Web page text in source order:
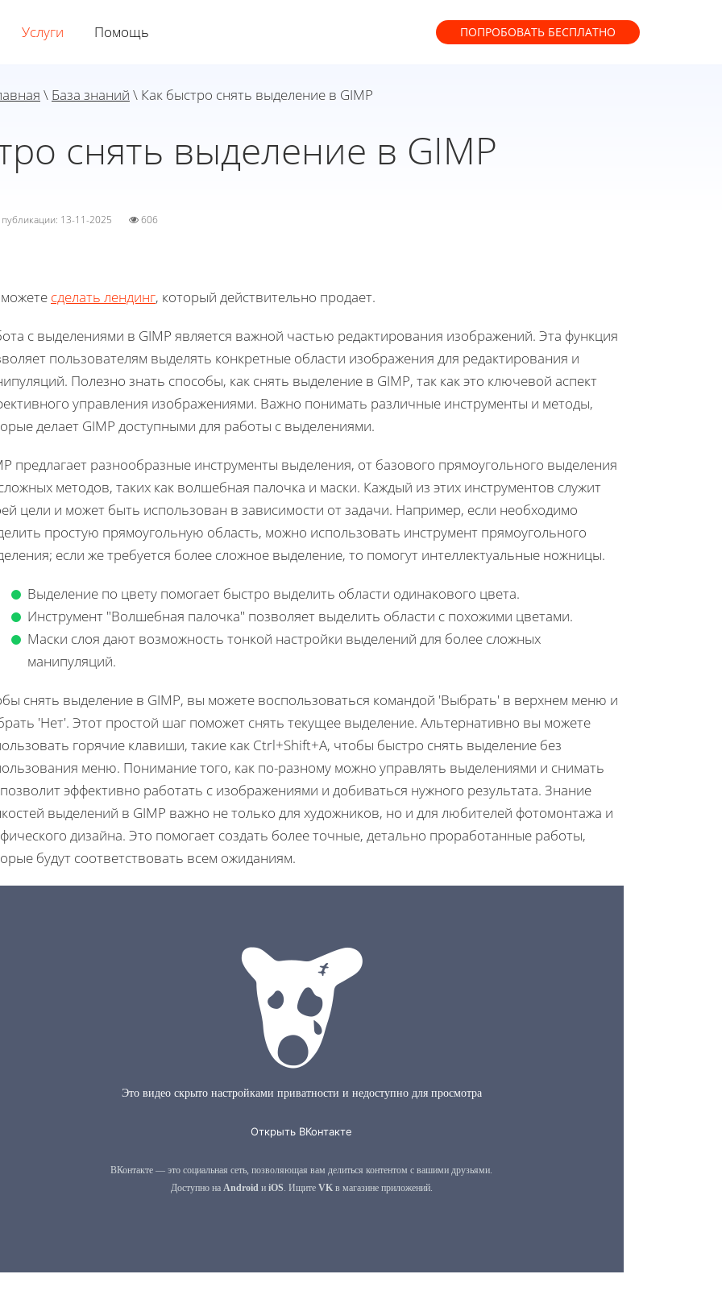
Услуги Помощь ПОПРОБОВАТЬ БЕСПЛАТНО
\ База знаний \ Как быстро снять выделение в GIMP
снять выделение в GIMP
публикации: 13-11-2025 606
сделать лендинг, который действительно продает.
с выделениями в GIMP является важной частью редактирования изображений. Эта функция
пользователям выделять конкретные области изображения для редактирования и
Полезно знать способы, как снять выделение в GIMP, так как это ключевой аспект
управления изображениями. Важно понимать различные инструменты и методы,
делает GIMP доступными для работы с выделениями.
предлагает разнообразные инструменты выделения, от базового прямоугольного выделения
методов, таких как волшебная палочка и маски. Каждый из этих инструментов служит
цели и может быть использован в зависимости от задачи. Например, если необходимо
простую прямоугольную область, можно использовать инструмент прямоугольного
если же требуется более сложное выделение, то помогут интеллектуальные ножницы.
Выделение по цвету помогает быстро выделить области одинакового цвета.
Инструмент "Волшебная палочка" позволяет выделить области с похожими цветами.
Маски слоя дают возможность тонкой настройки выделений для более сложных
манипуляций.
снять выделение в GIMP, вы можете воспользоваться командой 'Выбрать' в верхнем меню и
'Нет'. Этот простой шаг поможет снять текущее выделение. Альтернативно вы можете
горячие клавиши, такие как Ctrl+Shift+A, чтобы быстро снять выделение без
меню. Понимание того, как по-разному можно управлять выделениями и снимать
эффективно работать с изображениями и добиваться нужного результата. Знание
выделений в GIMP важно не только для художников, но и для любителей фотомонтажа и
дизайна. Это помогает создать более точные, детально проработанные работы,
будут соответствовать всем ожиданиям.